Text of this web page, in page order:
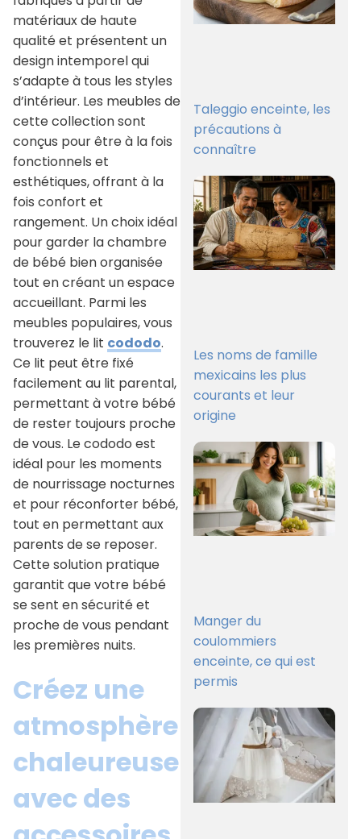
matériaux de haute
qualité et présentent un
design intemporel qui
s’adapte à tous les styles
d’intérieur. Les meubles de
cette collection sont
conçus pour être à la fois
fonctionnels et
esthétiques, offrant à la
fois confort et
rangement. Un choix idéal
pour garder la chambre
de bébé bien organisée
tout en créant un espace
accueillant. Parmi les
meubles populaires, vous
trouverez le lit cododo.
Ce lit peut être fixé
facilement au lit parental,
permettant à votre bébé
de rester toujours proche
de vous. Le cododo est
idéal pour les moments
de nourrissage nocturnes
et pour réconforter bébé,
tout en permettant aux
parents de se reposer.
Cette solution pratique
garantit que votre bébé
se sent en sécurité et
proche de vous pendant
les premières nuits.
Créez une
atmosphère
chaleureuse
avec des
Taleggio enceinte, les
précautions à
connaître
Les noms de famille
mexicains les plus
courants et leur
origine
Manger du
coulommiers
enceinte, ce qui est
permis